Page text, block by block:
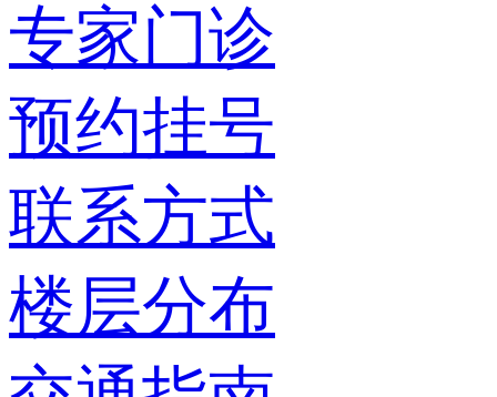
专家门诊
预约挂号
联系方式
楼层分布